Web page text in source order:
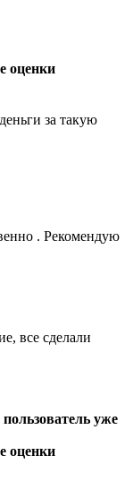
оценки
за такую
. Рекомендую
все сделали
уже
оценки